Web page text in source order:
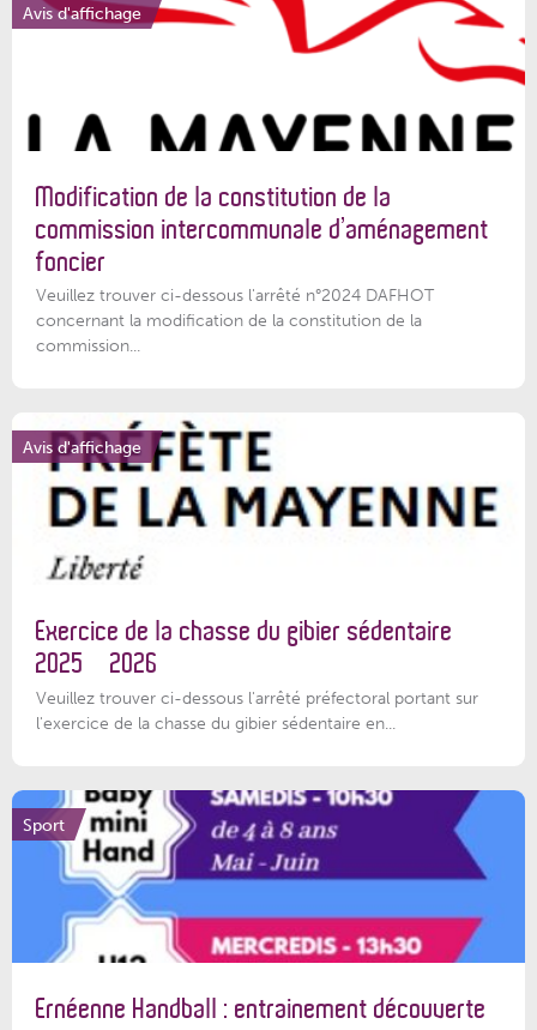
Avis d'affichage
Modification de la constitution de la
commission intercommunale d’aménagement
foncier
Veuillez trouver ci-dessous l'arrêté n°2024 DAFHOT
concernant la modification de la constitution de la
commission...
Avis d'affichage
Exercice de la chasse du gibier sédentaire
2025 – 2026
Veuillez trouver ci-dessous l'arrêté préfectoral portant sur
l'exercice de la chasse du gibier sédentaire en...
Sport
Ernéenne Handball : entrainement découverte